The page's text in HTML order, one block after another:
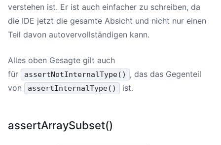
verstehen ist. Er ist auch einfacher zu schreiben, da
die IDE jetzt die gesamte Absicht und nicht nur einen
Teil davon autovervollständigen kann.
Alles oben Gesagte gilt auch
für
assertNotInternalType()
, das das Gegenteil
von
assertInternalType() ist.
assertArraySubset()